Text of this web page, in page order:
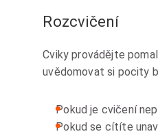
Rozcvičení
Cviky provádějte
uvědomovat si pocity
Pokud je cvičení
Pokud se cítíte